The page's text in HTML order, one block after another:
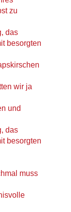
zu
das
besorgten
wir ja
und
das
besorgten
muss